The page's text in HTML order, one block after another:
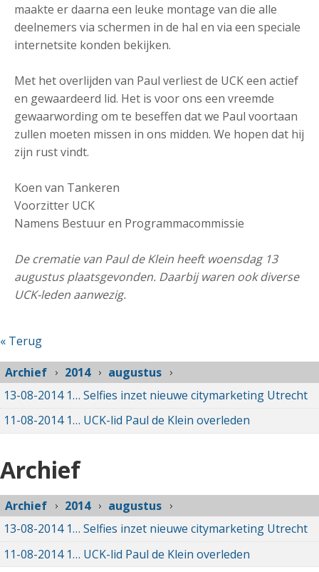
maakte er daarna een leuke montage van die alle
deelnemers via schermen in de hal en via een speciale
internetsite konden bekijken.
Met het overlijden van Paul verliest de UCK een actief
en gewaardeerd lid. Het is voor ons een vreemde
gewaarwording om te beseffen dat we Paul voortaan
zullen moeten missen in ons midden. We hopen dat hij
zijn rust vindt.
Koen van Tankeren
Voorzitter UCK
Namens Bestuur en Programmacommissie
De crematie van Paul de Klein heeft woensdag 13
augustusplaatsgevonden. Daarbij waren ook diverse
UCK-leden aanwezig.
« Terug
Archief
2014
augustus
13-08-201413-08-2014 00:00
Selfies inzet nieuwe citymarketing Utrecht
11-08-201411-08-2014 00:00 UCK-lid Paul de Klein overleden
Archief
Archief 2014
augustus
13-08-201413-08-2014 00:00
Selfies inzet nieuwe citymarketing Utrecht
11-08-201411-08-2014 00:00 UCK-lid Paul de Klein overleden